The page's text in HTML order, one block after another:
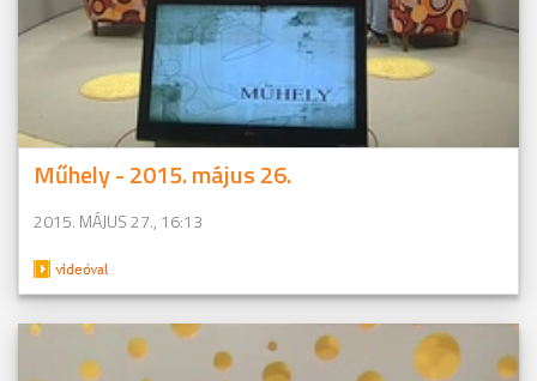
Műhely - 2015. május 26.
2015. MÁJUS 27., 16:13